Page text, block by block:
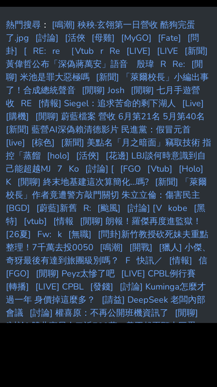
蒐集，因 此被美國排除在F-35聯合生產與採購
計畫之外。如今在美土關係改善的背景下，加上
S-400在近年衝突中的表現備受質疑，土耳其已
熱門搜尋 ： [鳴潮] 秧秧·玄翎第一日營收 酷狗完蛋
了.jpg
[討論] [活俠 [母雞] [MyGO] [Fate]
[問
卦]
[ RE: re ［Vtub r Re [LIVE] [LIVE
[新聞]
黃偉哲公布「深偽蔣萬安」語音 殷瑋 R Re:
[閒
聊] 米池是罪大惡極嗎
[新聞] 「萊爾校長」小編出事
了！合成總統聲音
[閒聊] Josh
[閒聊] 七月手遊營
收
RE [情報] Siegel：追求苦命的剩下湖人
[Live]
[購機]
[閒聊] 蔚藍檔案 營收 6月第21名 5月第40名
[新聞] 藍營AI深偽賴清德影片 民進黨：假冒元首
[live]
[棕色]
[新聞] 美點名「月之暗面」竊取技術 指
控「蒸餾
[holo] [活俠]
[花邊] LBJ談何時意識到自
己能超越MJ
7 Ko [討論] [ [FGO [Vtub]
[Holo]
K
[閒聊] 終末地基建這次算簡化...嗎?
[新聞] 「萊爾
校長」作者竟遭警方敲門關切 朱立立倫：傷害民主
[BGD]
[蔚藍]新舊 R: [颱風] [討論] [V kobe
[黑
特]
[vtub] [情報
[閒聊] 朗報！羅傑再度進監獄！
[26夏]
Fw: k [無職]
[問卦]新竹教授砍死妹夫重點
整理！7千萬去投0050
[鳴潮] [開戰]
[獵人] 小傑、
奇犽最後有達到旅團級別嗎？
F 快訊／ [情報]
信
[FGO]
[閒聊] Peyz太慘了吧
[LIVE] CPBL例行賽
[轉播]
[LIVE] CPBL [發錢]
[討論] Kuminga怎麼才
過一年 身價掉這麼多？
[請益] DeepSeek 老闆內部
會議
[討論] 權喜原：不再公開班機資訊了
[閒聊]
[討論] 雙北實居人口近700萬，養不起兩顆大巨蛋